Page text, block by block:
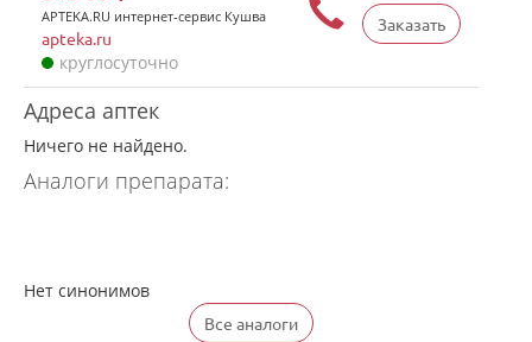
Заказать
APTEKA.RU интернет-сервис Кушва
apteka.ru
круглосуточно
Адреса аптек
Ничего не найдено.
Аналоги препарата:
Нет синонимов
Все аналоги